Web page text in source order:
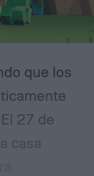
que los
27 de
casa